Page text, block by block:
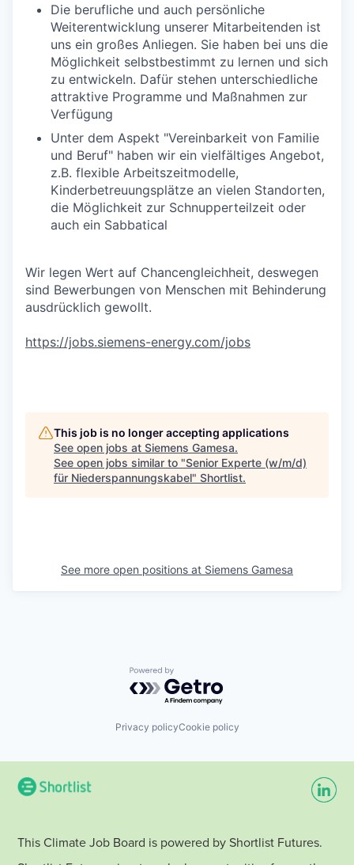
Die berufliche und auch persönliche
Weiterentwicklung unserer Mitarbeitenden ist
uns ein großes Anliegen. Sie haben bei uns die
Möglichkeit selbstbestimmt zu lernen und sich
zu entwickeln. Dafür stehen unterschiedliche
attraktive Programme und Maßnahmen zur
Verfügung
Unter dem Aspekt "Vereinbarkeit von Familie
und Beruf" haben wir ein vielfältiges Angebot,
z.B. flexible Arbeitszeitmodelle,
Kinderbetreuungsplätze an vielen Standorten,
die Möglichkeit zur Schnupperteilzeit oder
auch ein Sabbatical
Wir legen Wert auf Chancengleichheit, deswegen
sind Bewerbungen von Menschen mit Behinderung
ausdrücklich gewollt.
https://jobs.siemens-energy.com/jobs
This job is no longer accepting applications
See open jobs at Siemens Gamesa.
See open jobs similar to "Senior Experte (w/m/d)
für Niederspannungskabel" Shortlist.
See more open positions at Siemens Gamesa
Powered by Getro.com
Privacy policyCookie policy
This Climate Job Board is powered by Shortlist Futures.